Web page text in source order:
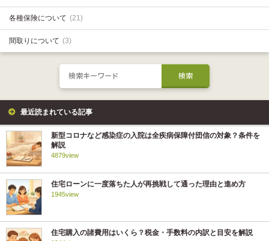
各種保険について (21)
間取りについて (3)
最近読まれている記事
新型コロナなど感染症の入院は全疾病保障付団信の対象？条件を
解説
4879view
住宅ローンに一度落ちた人が再挑戦して通った理由と進め方
1945view
住宅購入の諸費用はいくら？税金・手数料の内訳と目安を解説